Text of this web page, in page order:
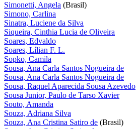
Simonetti, Angela (Brasil)
Simono, Carlina
Sinatra, Luciene da Silva
Siqueira, Cinthia Lucia de Oliveira
Soares, Edvaldo
Soares, Lílian F. L.
Sopko, Camila
Sousa, Ana Carla Santos Nogueira de
Sousa, Ana Carla Santos Nogueira de
Sousa, Raquel Aparecida Sousa Azevedo
Sousa Junior, Paulo de Tarso Xavier
Souto, Amanda
Souza, Adriana Silva
Souza, Ana Cristina Satiro de (Brasil)